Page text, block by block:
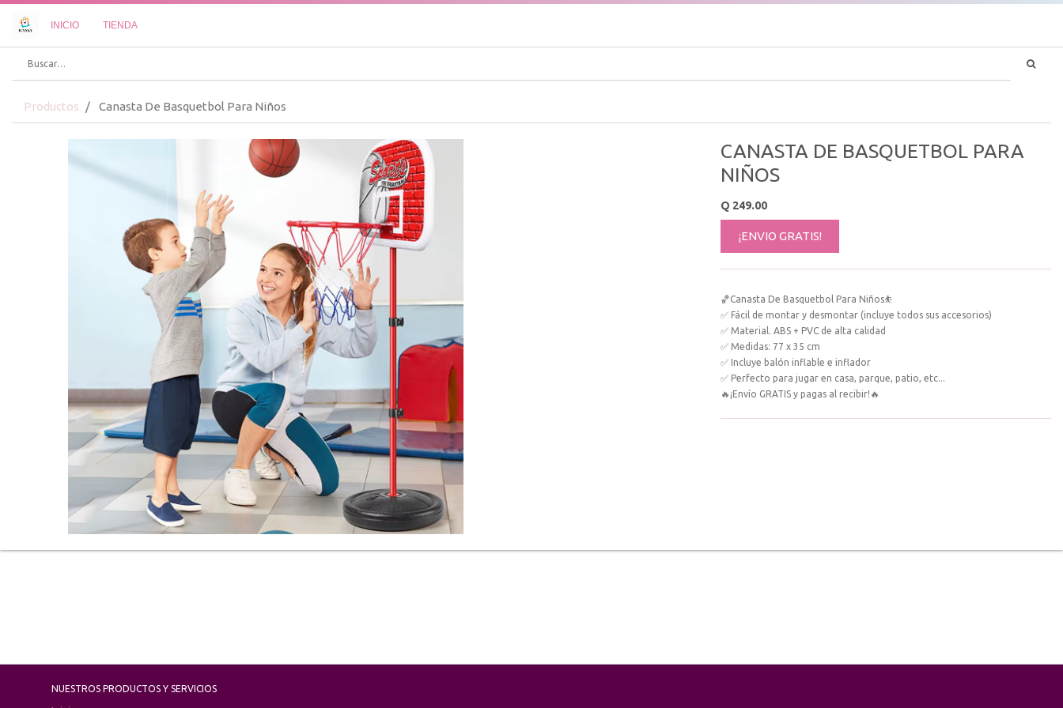
INICIO TIENDA
Productos Canasta De Basquetbol Para Niños
CANASTA DE BASQUETBOL PARA
NIÑOS
Q 249.00
¡ENVIO GRATIS!
🏀Canasta De Basquetbol Para Niños⛹
✅ Fácil de montar y desmontar (incluye todos sus accesorios)
✅ Material. ABS + PVC de alta calidad
✅ Medidas: 77 x 35 cm
✅ Incluye balón inflable e inflador
✅ Perfecto para jugar en casa, parque, patio, etc...
🔥¡Envío GRATIS y pagas al recibir!🔥
NUESTROS PRODUCTOS Y SERVICIOS